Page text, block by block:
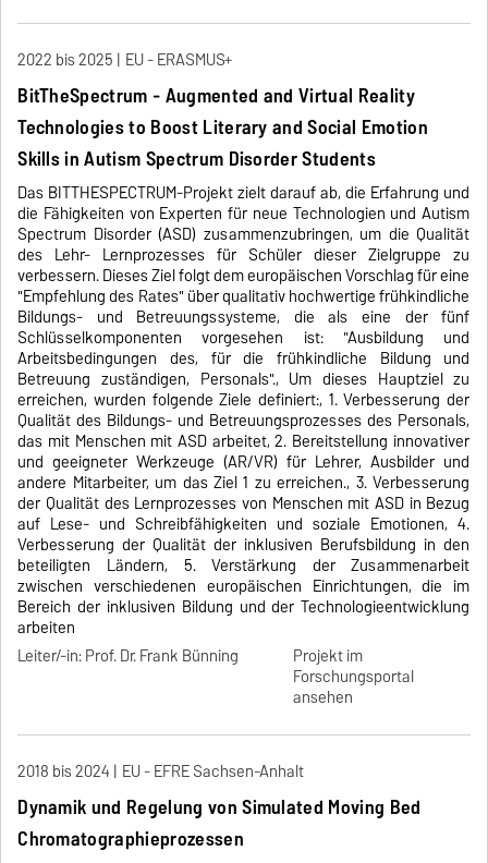
2022 bis 2025 EU - ERASMUS+
BitTheSpectrum - Augmented and Virtual Reality
Technologies to Boost Literary and Social Emotion
Skills in Autism Spectrum Disorder Students
Das BITTHESPECTRUM-Projekt zielt darauf ab, die Erfahrung und
die Fähigkeiten von Experten für neue Technologien und Autism
Spectrum Disorder (ASD) zusammenzubringen, um die Qualität
des Lehr- Lernprozesses für Schüler dieser Zielgruppe zu
verbessern. Dieses Ziel folgt dem europäischen Vorschlag für eine
"Empfehlung des Rates" über qualitativ hochwertige frühkindliche
Bildungs- und Betreuungssysteme, die als eine der fünf
Schlüsselkomponenten vorgesehen ist: "Ausbildung und
Arbeitsbedingungen des, für die frühkindliche Bildung und
Betreuung zuständigen, Personals"., Um dieses Hauptziel zu
erreichen, wurden folgende Ziele definiert:, 1. Verbesserung der
Qualität des Bildungs- und Betreuungsprozesses des Personals,
das mit Menschen mit ASD arbeitet, 2. Bereitstellung innovativer
und geeigneter Werkzeuge (AR/VR) für Lehrer, Ausbilder und
andere Mitarbeiter, um das Ziel 1 zu erreichen., 3. Verbesserung
der Qualität des Lernprozesses von Menschen mit ASD in Bezug
auf Lese- und Schreibfähigkeiten und soziale Emotionen, 4.
Verbesserung der Qualität der inklusiven Berufsbildung in den
beteiligten Ländern, 5. Verstärkung der Zusammenarbeit
zwischen verschiedenen europäischen Einrichtungen, die im
Bereich der inklusiven Bildung und der Technologieentwicklung
arbeiten
Leiter/-in: Prof. Dr. Frank Bünning
Projekt im
Forschungsportal
ansehen
2018 bis 2024 EU - EFRE Sachsen-Anhalt
Dynamik und Regelung von Simulated Moving Bed
Chromatographieprozessen